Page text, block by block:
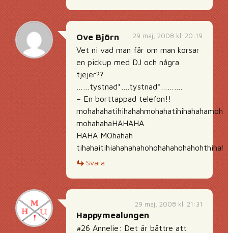
29 maj, 2008 kl. 20:19
Ove Björn
Vet ni vad man får om man korsar
en pickup med DJ och några
tjejer??
……tystnad*….tystnad*……….
– En borttappad telefon!!
mohahahaHAHAHA
HAHA MOhahah
Svara
29 maj, 2008 kl. 21:31
Happymealungen
#26 Annelie: Det är bättre att